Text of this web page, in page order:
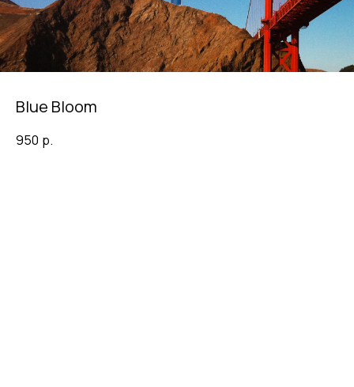
Blue Bloom
950 р.